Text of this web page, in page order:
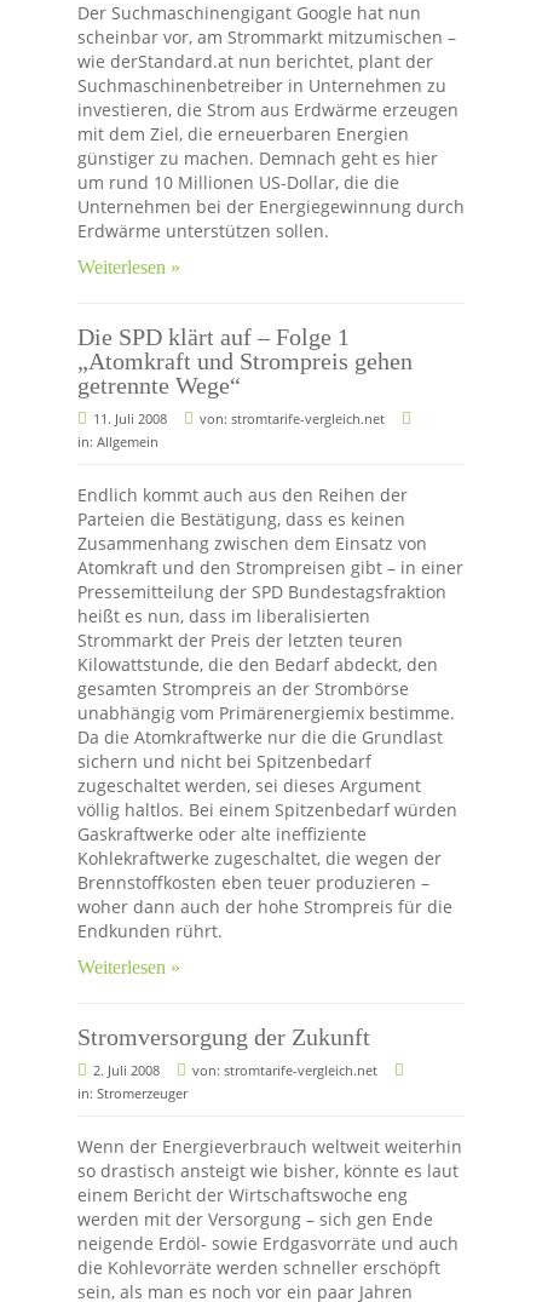
Der Suchmaschinengigant Google hat nun
scheinbar vor, am Strommarkt mitzumischen –
wie derStandard.at nun berichtet, plant der
Suchmaschinenbetreiber in Unternehmen zu
investieren, die Strom aus Erdwärme erzeugen
mit dem Ziel, die erneuerbaren Energien
günstiger zu machen. Demnach geht es hier
um rund 10 Millionen US-Dollar, die die
Unternehmen bei der Energiegewinnung durch
Erdwärme unterstützen sollen.
Weiterlesen »
Die SPD klärt auf – Folge 1
„Atomkraft und Strompreis gehen
getrennte Wege“
11. Juli 2008 von: stromtarife-vergleich.net
in: Allgemein
Endlich kommt auch aus den Reihen der
Parteien die Bestätigung, dass es keinen
Zusammenhang zwischen dem Einsatz von
Atomkraft und den Strompreisen gibt – in einer
Pressemitteilung der SPD Bundestagsfraktion
heißt es nun, dass im liberalisierten
Strommarkt der Preis der letzten teuren
Kilowattstunde, die den Bedarf abdeckt, den
gesamten Strompreis an der Strombörse
unabhängig vom Primärenergiemix bestimme.
Da die Atomkraftwerke nur die die Grundlast
sichern und nicht bei Spitzenbedarf
zugeschaltet werden, sei dieses Argument
völlig haltlos. Bei einem Spitzenbedarf würden
Gaskraftwerke oder alte ineffiziente
Kohlekraftwerke zugeschaltet, die wegen der
Brennstoffkosten eben teuer produzieren –
woher dann auch der hohe Strompreis für die
Endkunden rührt.
Weiterlesen »
Stromversorgung der Zukunft
2. Juli 2008 von: stromtarife-vergleich.net
in: Stromerzeuger
Wenn der Energieverbrauch weltweit weiterhin
so drastisch ansteigt wie bisher, könnte es laut
einem Bericht der Wirtschaftswoche eng
werden mit der Versorgung – sich gen Ende
neigende Erdöl- sowie Erdgasvorräte und auch
die Kohlevorräte werden schneller erschöpft
sein, als man es noch vor ein paar Jahren